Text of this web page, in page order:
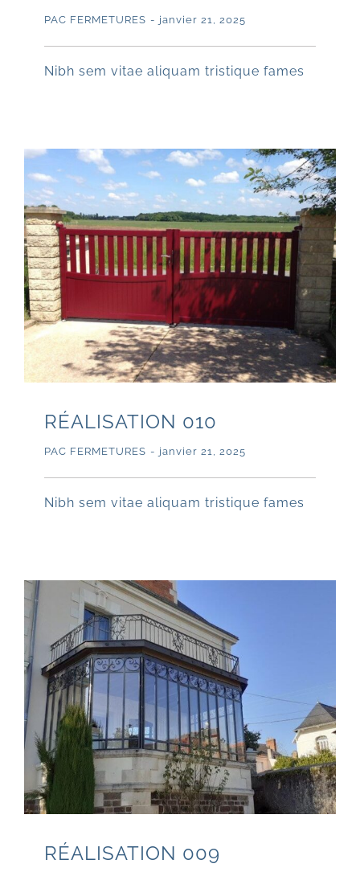
PAC FERMETURES - janvier 21, 2025
Nibh sem vitae aliquam tristique fames
RÉALISATION 010
PAC FERMETURES - janvier 21, 2025
Nibh sem vitae aliquam tristique fames
RÉALISATION 009